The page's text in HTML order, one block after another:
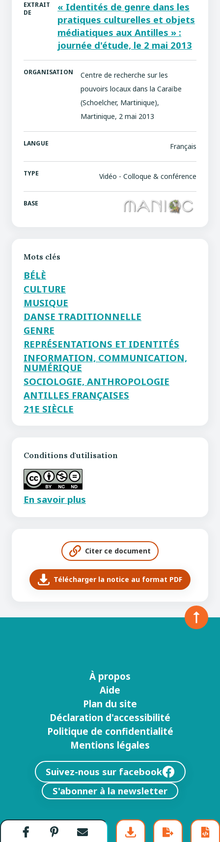
EXTRAIT
DE
« Identités de genre dans les
pratiques culturelles et objets
médiatiques aux Antilles » :
journée d'étude, le 2 mai 2013
ORGANISATION
Centre de recherche sur les
pouvoirs locaux dans la Caraïbe
(Schoelcher, Martinique),
Martinique, 2 mai 2013
LANGUE Français
TYPE Vidéo - Colloque & conférence
BASE
Mots clés
BÉLÈ
CULTURE
MUSIQUE
DANSE TRADITIONNELLE
GENRE
REPRÉSENTATIONS ET IDENTITÉS
INFORMATION, COMMUNICATION,
NUMÉRIQUE
SOCIOLOGIE, ANTHROPOLOGIE
ANTILLES FRANÇAISES
21E SIÈCLE
Conditions d'utilisation
En savoir plus
Citer ce document
Télécharger la notice au format PDF
PartagerPartagerEnvoyer
À propos
Aide
Plan du site
Déclaration d'accessibilité
Politique de confidentialité
Mentions légales
Suivez-nous sur facebook
S'abonner à la newsletter